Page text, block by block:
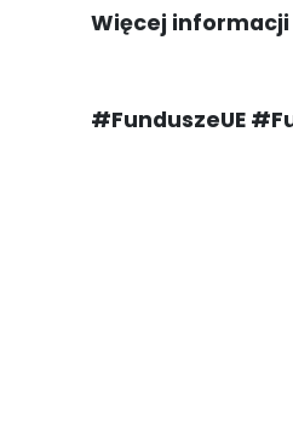
Więcej
#FunduszeUE